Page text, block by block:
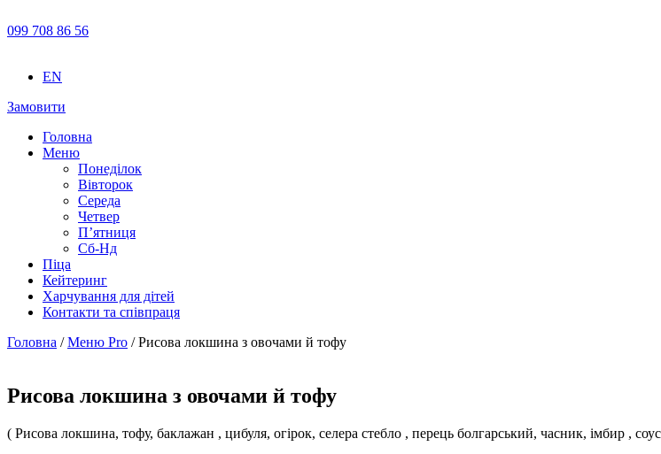
099 708 86 56
EN
Замовити
Головна
Меню
Понеділок
Вівторок
Середа
Четвер
П’ятниця
Сб-Нд
Піца
Кейтеринг
Харчування для дітей
Контакти та співпраця
Головна /Meню Pro / Рисова локшина з овочами й тофу
Рисова локшина з овочами й тофу
( Рисова локшина, тофу, баклажан , цибуля, огірок, селера стебло , перець болгарський, часник, імбир ,